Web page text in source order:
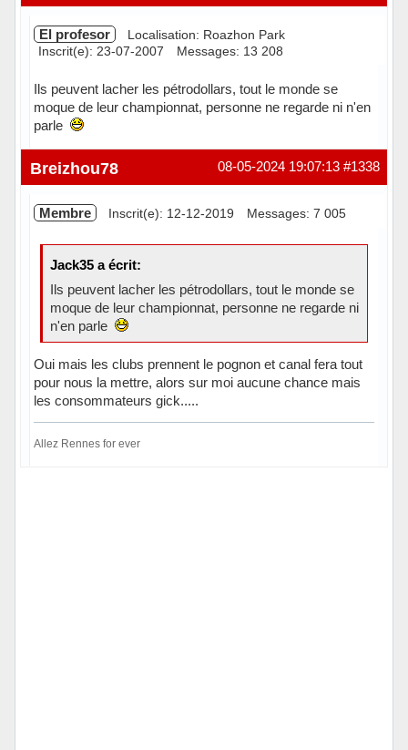
El profesor
Localisation: Roazhon Park
Inscrit(e): 23-07-2007
Messages: 13 208
Ils peuvent lacher les pétrodollars, tout le monde se
moque de leur championnat, personne ne regarde ni n'en
parle
Hors ligne #1338
08-05-2024 19:07:13
Breizhou78
Membre Inscrit(e): 12-12-2019 Messages: 7 005
Jack35 a écrit:
Ils peuvent lacher les pétrodollars, tout le monde se
moque de leur championnat, personne ne regarde ni
n'en parle
Oui mais les clubs prennent le pognon et canal fera tout
pour nous la mettre, alors sur moi aucune chance mais
les consommateurs gick.....
Allez Rennes for ever